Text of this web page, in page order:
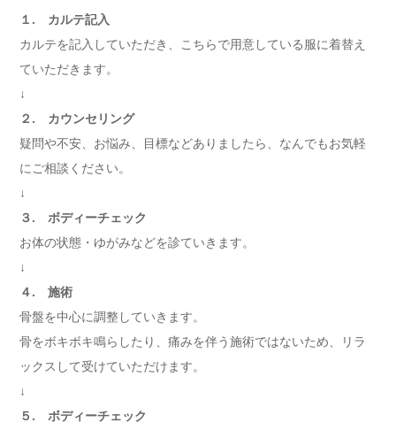
１. カルテ記入
カルテを記入していただき、こちらで用意している服に着替え
ていただきます。
↓
２. カウンセリング
疑問や不安、お悩み、目標などありましたら、なんでもお気軽
にご相談ください。
↓
３. ボディーチェック
お体の状態・ゆがみなどを診ていきます。
↓
４. 施術
骨盤を中心に調整していきます。
骨をボキボキ鳴らしたり、痛みを伴う施術ではないため、リラ
ックスして受けていただけます。
↓
５. ボディーチェック